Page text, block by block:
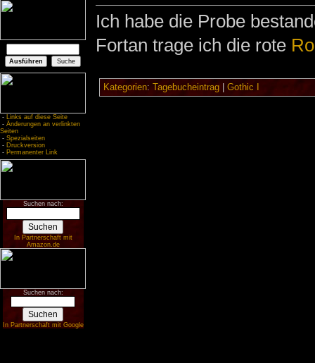
- Links auf diese Seite
- Änderungen an verlinkten
Seiten
- Spezialseiten
- Druckversion
- Permanenter Link
Suchen nach:
In Partnerschaft mit
Amazon.de
Suchen nach:
In Partnerschaft mit Google
Ich habe die Probe
Fortan trage ich die rote
Kategorien: Tagebucheintrag| Gothic I